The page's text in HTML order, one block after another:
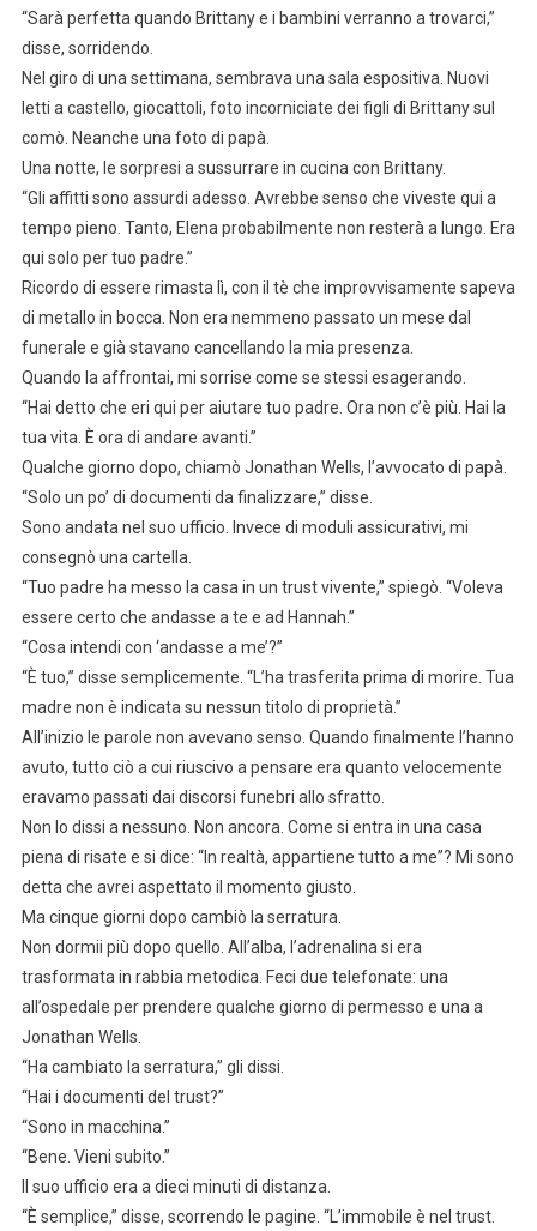
“Sarà perfetta quando Brittany e i bambini verranno a trovarci,”
disse, sorridendo.
Nel giro di una settimana, sembrava una sala espositiva. Nuovi
letti a castello, giocattoli, foto incorniciate dei figli di Brittany sul
comò. Neanche una foto di papà.
Una notte, le sorpresi a sussurrare in cucina con Brittany.
“Gli affitti sono assurdi adesso. Avrebbe senso che viveste qui a
tempo pieno. Tanto, Elena probabilmente non resterà a lungo. Era
qui solo per tuo padre.”
Ricordo di essere rimasta lì, con il tè che improvvisamente sapeva
di metallo in bocca. Non era nemmeno passato un mese dal
funerale e già stavano cancellando la mia presenza.
Quando la affrontai, mi sorrise come se stessi esagerando.
“Hai detto che eri qui per aiutare tuo padre. Ora non c’è più. Hai la
tua vita. È ora di andare avanti.”
Qualche giorno dopo, chiamò Jonathan Wells, l’avvocato di papà.
“Solo un po’ di documenti da finalizzare,” disse.
Sono andata nel suo ufficio. Invece di moduli assicurativi, mi
consegnò una cartella.
“Tuo padre ha messo la casa in un trust vivente,” spiegò. “Voleva
essere certo che andasse a te e ad Hannah.”
“Cosa intendi con ‘andasse a me’?”
“È tuo,” disse semplicemente. “L’ha trasferita prima di morire. Tua
madre non è indicata su nessun titolo di proprietà.”
All’inizio le parole non avevano senso. Quando finalmente l’hanno
avuto, tutto ciò a cui riuscivo a pensare era quanto velocemente
eravamo passati dai discorsi funebri allo sfratto.
Non lo dissi a nessuno. Non ancora. Come si entra in una casa
piena di risate e si dice: “In realtà, appartiene tutto a me”? Mi sono
detta che avrei aspettato il momento giusto.
Ma cinque giorni dopo cambiò la serratura.
Non dormii più dopo quello. All’alba, l’adrenalina si era
trasformata in rabbia metodica. Feci due telefonate: una
all’ospedale per prendere qualche giorno di permesso e una a
Jonathan Wells.
“Ha cambiato la serratura,” gli dissi.
“Hai i documenti del trust?”
“Sono in macchina.”
“Bene. Vieni subito.”
Il suo ufficio era a dieci minuti di distanza.
“È semplice,” disse, scorrendo le pagine. “L’immobile è nel trust.